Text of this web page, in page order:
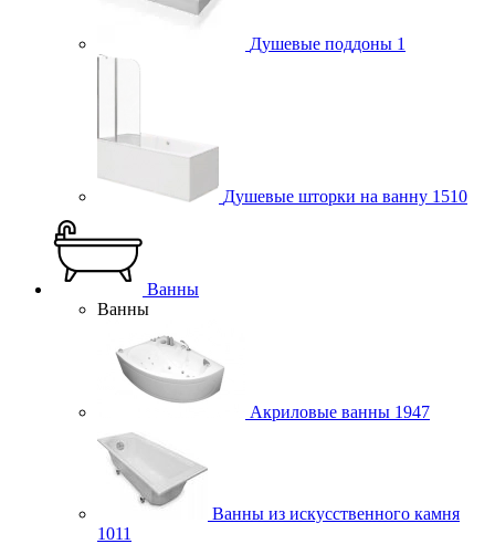
Душевые поддоны 1
Душевые шторки на ванну 1510
Ванны
Ванны
Акриловые ванны 1947
Ванны из искусственного камня
1011